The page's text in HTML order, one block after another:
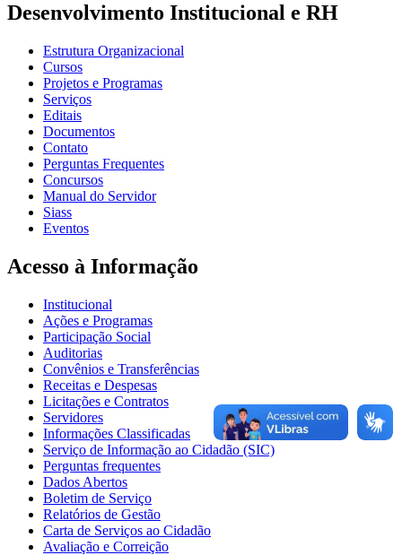
Desenvolvimento Institucional e RH
Estrutura Organizacional
Cursos
Projetos e Programas
Serviços
Editais
Documentos
Contato
Perguntas Frequentes
Concursos
Manual do Servidor
Siass
Eventos
Acesso à Informação
Institucional
Ações e Programas
Participação Social
Auditorias
Convênios e Transferências
Receitas e Despesas
Licitações e Contratos
Servidores
Informações Classificadas
Serviço de Informação ao Cidadão (SIC)
Perguntas frequentes
Dados Abertos
Boletim de Serviço
Relatórios de Gestão
Carta de Serviços ao Cidadão
Avaliação e Correição